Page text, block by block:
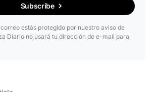
Subscribe
estás protegido por nuestro aviso de
Diario no usará tu dirección de e-mail para